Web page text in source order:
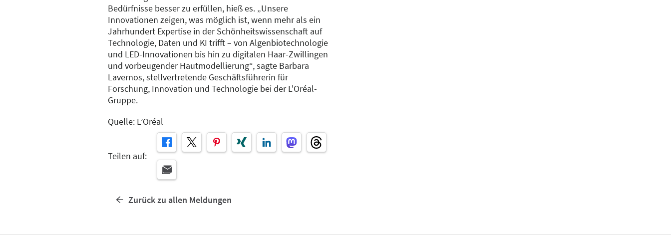
Bedürfnisse besser zu erfüllen, hieß es. „Unsere
Innovationen zeigen, was möglich ist, wenn mehr als ein
Jahrhundert Expertise in der Schönheitswissenschaft auf
Technologie, Daten und KI trifft – von Algenbiotechnologie
und LED-Innovationen bis hin zu digitalen Haar-Zwillingen
und vorbeugender Hautmodellierung“, sagte Barbara
Lavernos, stellvertretende Geschäftsführerin für
Forschung, Innovation und Technologie bei der L'Oréal-
Gruppe.
Quelle: L’Oréal
Teilen auf:
Zurück zu allen Meldungen